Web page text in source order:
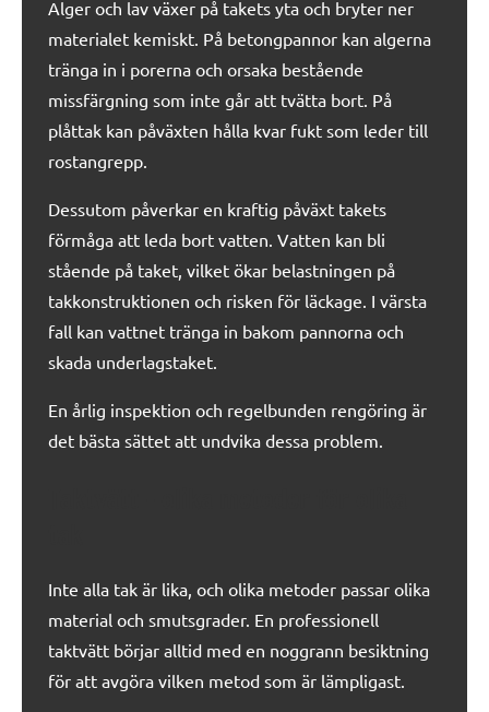
Alger och lav växer på takets yta och bryter ner
materialet kemiskt. På betongpannor kan algerna
tränga in i porerna och orsaka bestående
missfärgning som inte går att tvätta bort. På
plåttak kan påväxten hålla kvar fukt som leder till
rostangrepp.
Dessutom påverkar en kraftig påväxt takets
förmåga att leda bort vatten. Vatten kan bli
stående på taket, vilket ökar belastningen på
takkonstruktionen och risken för läckage. I värsta
fall kan vattnet tränga in bakom pannorna och
skada underlagstaket.
En årlig inspektion och regelbunden rengöring är
det bästa sättet att undvika dessa problem.
Inte alla tak är lika, och olika metoder passar olika
material och smutsgrader. En professionell
taktvätt börjar alltid med en noggrann besiktning
för att avgöra vilken metod som är lämpligast.